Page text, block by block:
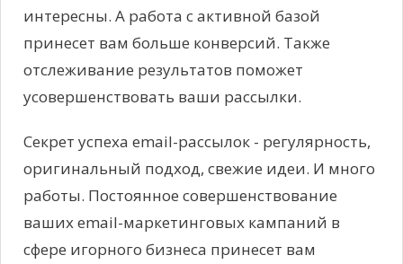
интересны. А работа с активной базой
принесет вам больше конверсий. Также
отслеживание результатов поможет
усовершенствовать ваши рассылки.
Секрет успеха email-рассылок - регулярность,
оригинальный подход, свежие идеи. И много
работы. Постоянное совершенствование
ваших email-маркетинговых кампаний в
сфере игорного бизнеса принесет вам